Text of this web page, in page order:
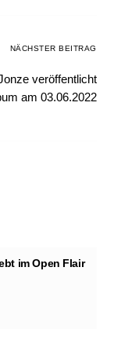
NÄCHSTER BEITRAG
veröffentlicht
am 03.06.2022
im Open Flair